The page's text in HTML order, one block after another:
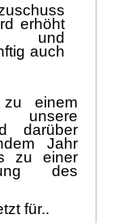
erhöht
und
auch
einem
unsere
darüber
Jahr
zu einer
des
für..